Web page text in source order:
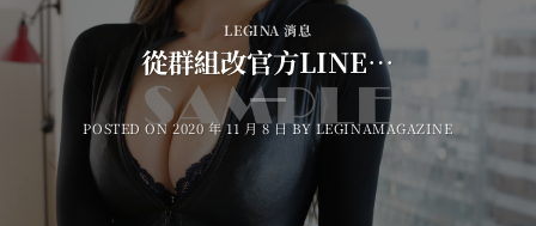
LEGINA 消息
從群組改官方LINE…
POSTED ON2020 年 11 月 8 日 BYLEGINAMAGAZINE